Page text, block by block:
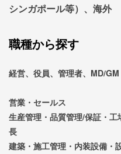
シンガポール等）、海外
職種から探す
経営、役員、管理者、MD/GM
営業・セールス
生産管理・品質管理/保証・工
長
建築・施工管理・内装設備・